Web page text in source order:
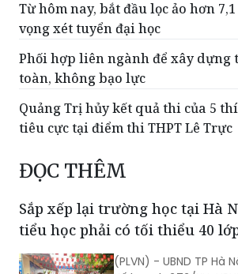
Lâm Đồng giảm hơn 1.800 cán bộ
viên sau sắp xếp lại trường học
Từ hôm nay, bắt đầu lọc ảo hơn
vọng xét tuyển đại học
Phối hợp liên ngành để xây dựng
toàn, không bạo lực
Quảng Trị hủy kết quả thi của 5
tiêu cực tại điểm thi THPT Lê Trực
ĐỌC THÊM
Sắp xếp lại trường học tại Hà